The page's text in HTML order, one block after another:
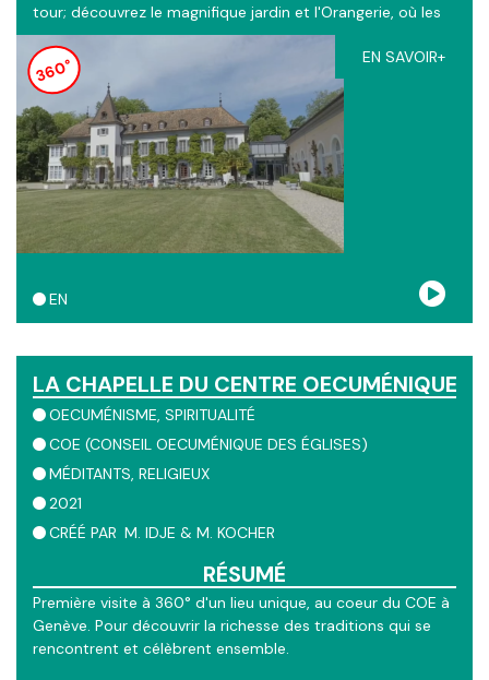
tour; découvrez le magnifique jardin et l'Orangerie, où les
invités profitent de la convivialité, se baladent dans la
bibliothèque et les espaces de travail. Des gens du monde
entier viennent à Bossey pour dialoguer et faire
communauté ensemble. L'Institut oecuménique est une
place de formation unique, qui a touché la vie de bien
personnes.
EN SAVOIR+
360°
EN
LA CHAPELLE DU CENTRE OECUMÉNIQUE
OECUMÉNISME SPIRITUALITÉ
COE (CONSEIL OECUMÉNIQUE DES ÉGLISES)
MÉDITANTS RELIGIEUX
2021
CRÉÉ PAR M. IDJE & M. KOCHER
RÉSUMÉ
Première visite à 360° d'un lieu unique, au coeur du COE à
Genève. Pour découvrir la richesse des traditions qui se
rencontrent et célèbrent ensemble.